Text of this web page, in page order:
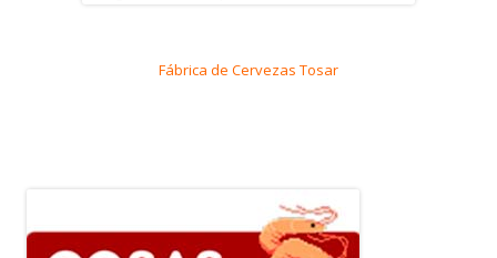
Fábrica de Cervezas Tosar